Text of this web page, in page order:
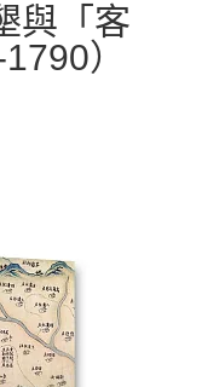
與「客
）